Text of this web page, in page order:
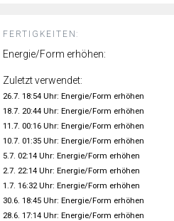
FERTIGKEITEN:
Energie/Form erhöhen:
Zuletzt verwendet:
26.7. 18:54 Uhr: Energie/Form erhöhen
18.7. 20:44 Uhr: Energie/Form erhöhen
11.7. 00:16 Uhr: Energie/Form erhöhen
10.7. 01:35 Uhr: Energie/Form erhöhen
5.7. 02:14 Uhr: Energie/Form erhöhen
2.7. 22:14 Uhr: Energie/Form erhöhen
1.7. 16:32 Uhr: Energie/Form erhöhen
30.6. 18:45 Uhr: Energie/Form erhöhen
28.6. 17:14 Uhr: Energie/Form erhöhen